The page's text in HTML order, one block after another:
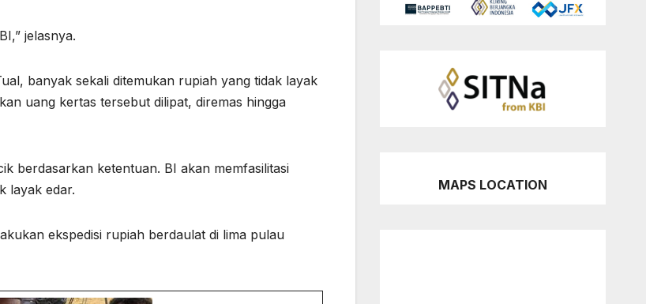
jelasnya.
banyak sekali ditemukan rupiah yang tidak layak
uang kertas tersebut dilipat, diremas hingga
berdasarkan ketentuan. BI akan memfasilitasi
layak edar.
ekspedisi rupiah berdaulat di lima pulau
MAPS LOCATION